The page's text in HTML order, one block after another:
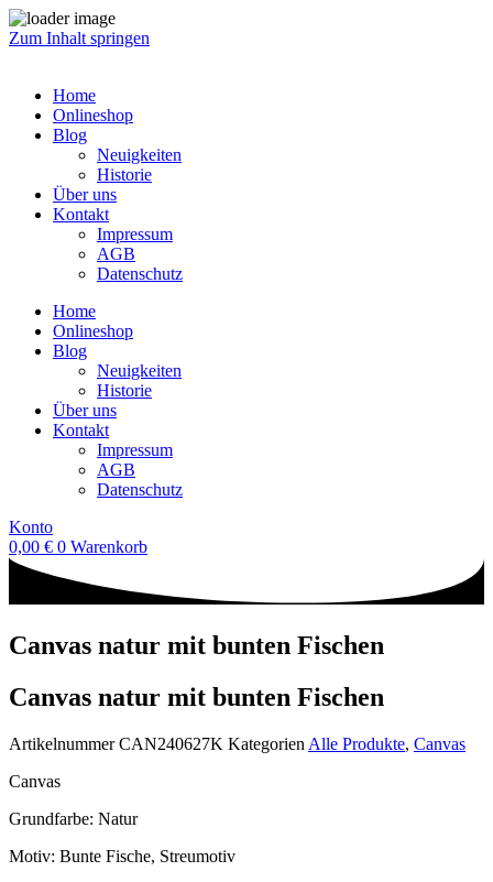
Zum Inhalt springen
Home
Onlineshop
Blog
Neuigkeiten
Historie
Über uns
Kontakt
Impressum
AGB
Datenschutz
Home
Onlineshop
Blog
Neuigkeiten
Historie
Über uns
Kontakt
Impressum
AGB
Datenschutz
Konto
0,00 € 0 Warenkorb
Canvas natur mit bunten Fischen
Canvas natur mit bunten Fischen
ArtikelnummerCAN240627K Kategorien Alle Produkte, Canvas
Canvas
Grundfarbe: Natur
Motiv: Bunte Fische, Streumotiv